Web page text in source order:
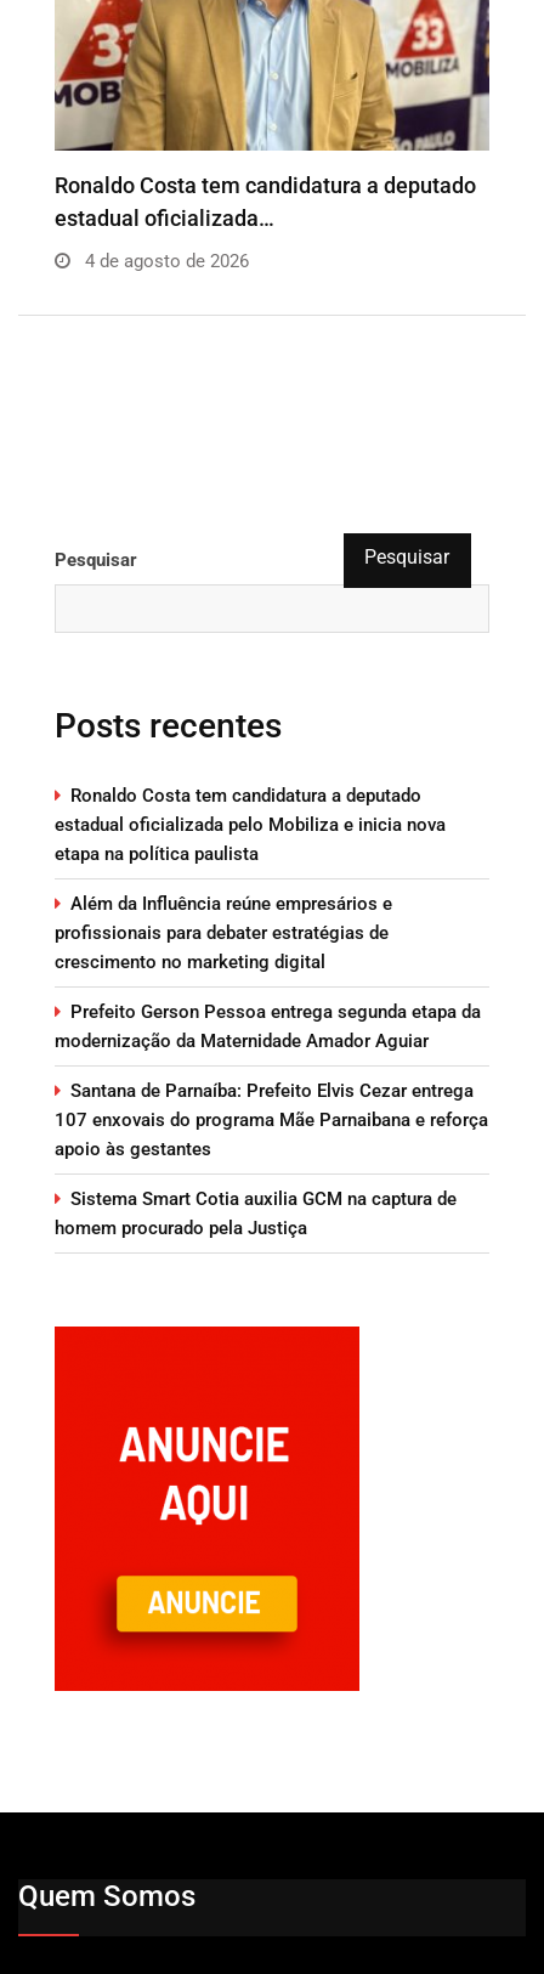
Além da Influência reúne empresários e
profissionais para…
4 de agosto de 2026
Pesquisar Pesquisar
Posts recentes
Ronaldo Costa tem candidatura a deputado
estadual oficializada pelo Mobiliza e inicia nova
etapa na política paulista
Além da Influência reúne empresários e
profissionais para debater estratégias de
crescimento no marketing digital
Prefeito Gerson Pessoa entrega segunda etapa da
modernização da Maternidade Amador Aguiar
Santana de Parnaíba: Prefeito Elvis Cezar entrega
107 enxovais do programa Mãe Parnaibana e reforça
apoio às gestantes
Sistema Smart Cotia auxilia GCM na captura de
homem procurado pela Justiça
Quem Somos